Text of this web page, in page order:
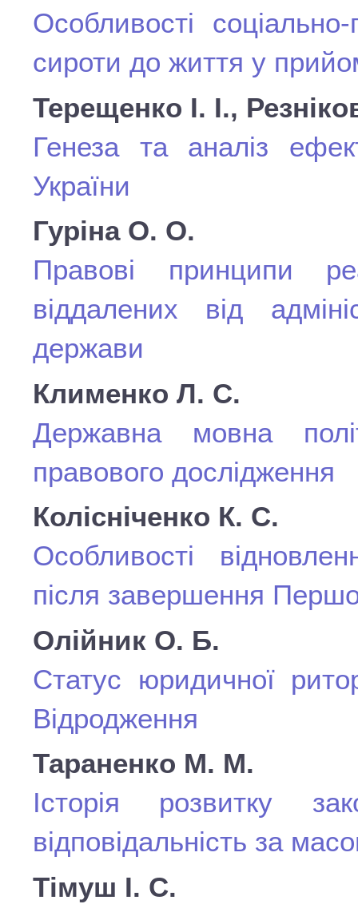
Особливості
сироти до життя у
Терещенко І. І.,
Генеза та аналіз
України
Гуріна О. О.
Правові принципи
віддалених від
держави
Клименко Л. С.
Державна мовна
правового дослідження
Колісніченко К. С.
Особливості
після завершення
Олійник О. Б.
Статус юридичної
Відродження
Тараненко М. М.
Історія розвитку
відповідальність за
Тімуш І. С.